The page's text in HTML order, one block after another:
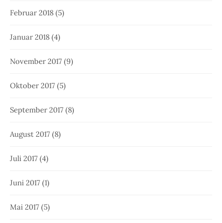
Februar 2018 (5)
Januar 2018 (4)
November 2017 (9)
Oktober 2017 (5)
September 2017 (8)
August 2017 (8)
Juli 2017 (4)
Juni 2017 (1)
Mai 2017 (5)